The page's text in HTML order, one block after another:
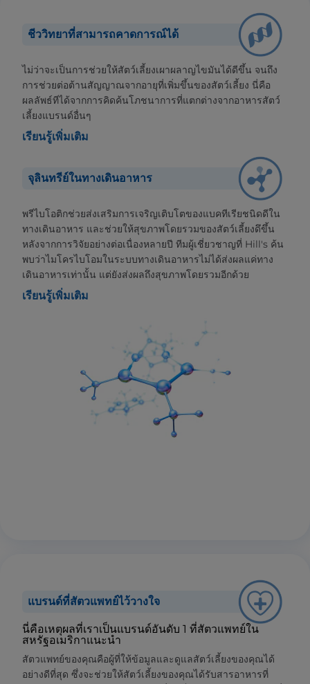
ชีววิทยาที่สามารถคาดการณ์ได้
ไม่ว่าจะเป็นการช่วยให้สัตว์เลี้ยงเผาผลาญไขมันได้ดีขึ้น จนถึง
การช่วยต่อต้านสัญญาณจากอายุที่เพิ่มขึ้นของสัตว์เลี้ยง นี่คือ
ผลลัพธ์ทีได้จากการคิดค้นโภชนาการที่แตกต่างจากอาหารสัตว์
เลี้ยงแบรนด์อื่นๆ
เรียนรู้เพิ่มเติม
จุลินทรีย์ในทางเดินอาหาร
พรีไบโอติกช่วยส่งเสริมการเจริญเติบโตของแบคทีเรียชนิดดีใน
ทางเดินอาหาร และช่วยให้สุขภาพโดยรวมของสัตว์เลี้ยงดึขึ้น
หลังจากการวิจัยอย่างต่อเนื่องหลายปี ทีมผู้เชี่ยวชาญที่ Hill's ค้น
พบว่าไมโครไบโอมในระบบทางเดินอาหารไม่ได้ส่งผลแค่ทาง
เดินอาหารเท่านั้น แต่ยังส่งผลถึงสุขภาพโดยรวมอีกด้วย
เรียนรู้เพิ่มเติม
แบรนด์ที่สัตวแพทย์ไว้วางใจ
นี่คือเหตุผลที่เราเป็นแบรนด์อันดับ 1 ที่สัตวแพทย์ใน
สหรัฐอเมริกาแนะนำ
สัตวแพทย์ของคุณคือผู้ที่ให้ข้อมูลและดูแลสัตว์เลี้ยงของคุณได้
อย่างดีที่สุด ซึ่งจะช่วยให้สัตว์เลี้ยงของคุณได้รับสารอาหารที่